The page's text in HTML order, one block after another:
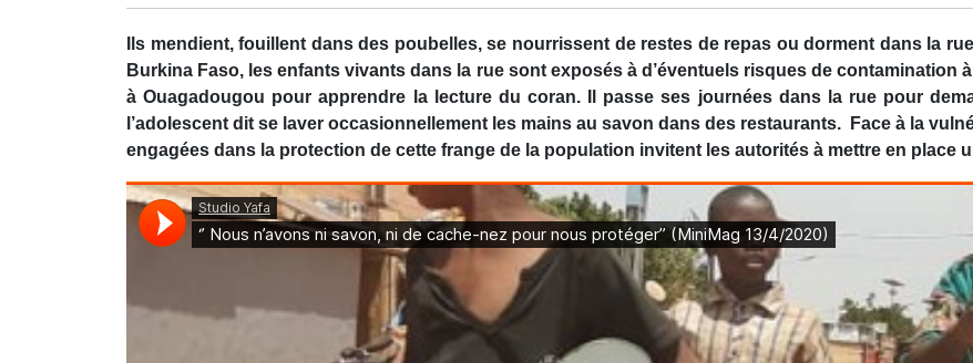
Ils mendient, fouillent dans des poubelles, se nourrissent de restes de repas ou dorment dans la
Burkina Faso, les enfants vivants dans la rue sont exposés à d’éventuels risques de
à Ouagadougou pour apprendre la lecture du coran. Il passe ses journées dans la rue pour
l’adolescent dit se laver occasionnellement les mains au savon dans des restaurants. Face à la
engagées dans la protection de cette frange de la population invitent les autorités à mettre en place